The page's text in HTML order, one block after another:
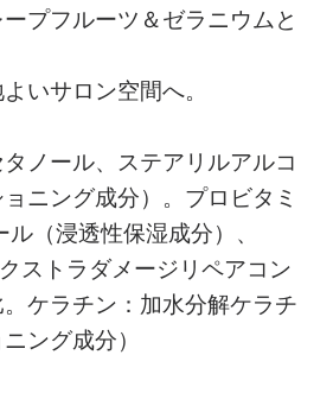
プフルーツ＆ゼラニウムと
いサロン空間へ。
ノール、ステアリルアルコ
ニング成分）。プロビタミ
（浸透性保湿成分）、
ストラダメージリペアコン
ケラチン：加水分解ケラチ
ング成分）